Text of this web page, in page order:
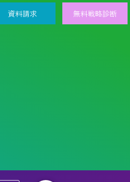
資料請求 無料戦略診断